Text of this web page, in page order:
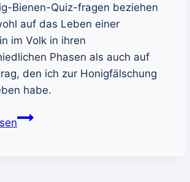
Bienen-Quiz-fragen beziehen
auf das Leben einer
im Volk in ihren
Phasen als auch auf
den ich zur Honigfälschung
habe.
Honig-